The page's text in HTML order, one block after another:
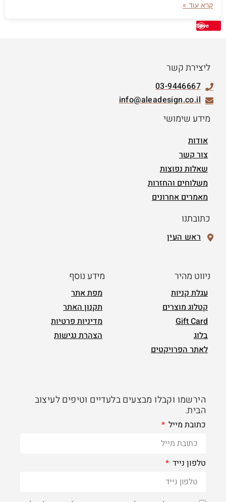
קרא עוד »
Save
ליצירת קשר
03-9446667
info@aleadesign.co.il
מידע שימושי
אודות
צור קשר
שאלות נפוצות
משלוחים והחזרות
מאמרים אחרונים
כתובתנו
ראש העין
ניווט מהיר
עגלת קניות
קטלוג מוצרים
Gift Card
בלוג
לאתר הפרויקטים
מידע נוסף
מפת אתר
תקנון האתר
מדיניות פרטיות
הצהרת נגישות
הירשמו וקבלו מבצעים בלעדיים וטיפים לעיצוב
הבית.
כתובת מייל
טלפון נייד